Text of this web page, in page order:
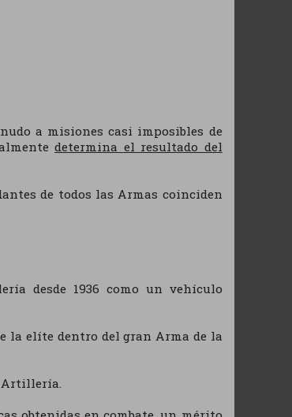
a misiones casi imposibles de
determina el resultado del
de todos las Armas coinciden
desde 1936 como un vehículo
la elíte dentro del gran Arma de la
Artillería.